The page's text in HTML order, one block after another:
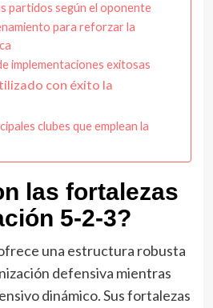
partidos según el oponente
para reforzar la
implementaciones exitosas
con éxito la
clubes que emplean la
las fortalezas
5-2-3?
una estructura robusta
defensiva mientras
dinámico. Sus fortalezas